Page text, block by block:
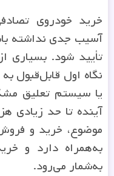
خرید خودروی
آسیب جدی نداشته
تأیید شود. بسیاری
نگاه اول قابل‌قبول
یا سیستم تعلیق
آینده تا حد زیادی
موضوع، خرید و
به‌همراه دارد و
به‌شمار می‌رود.